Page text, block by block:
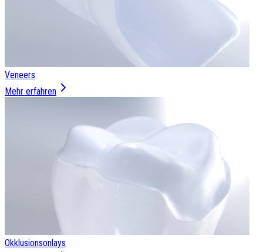
Veneers
Mehr erfahren
Okklusionsonlays